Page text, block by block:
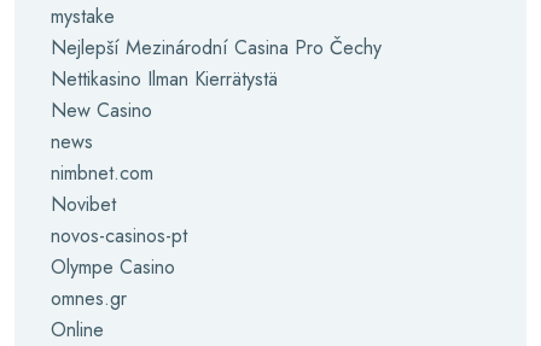
mystake
Nejlepší Mezinárodní Casina Pro Čechy
Nettikasino Ilman Kierrätystä
New Casino
news
nimbnet.com
Novibet
novos-casinos-pt
Olympe Casino
omnes.gr
Online